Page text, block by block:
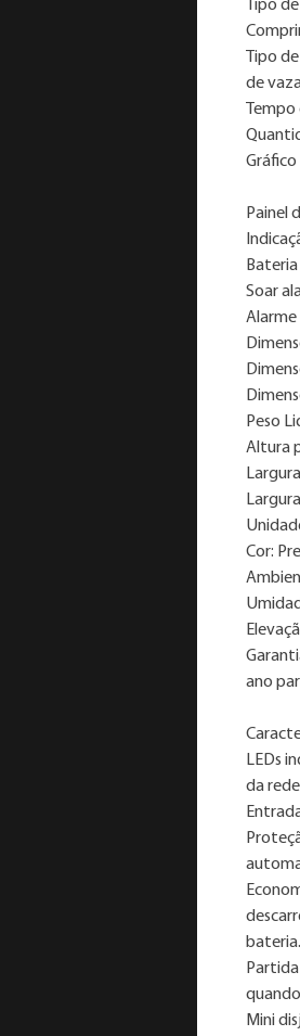
Tipo
Tipo
de
Painel
Soar
Peso
Altura
Cor:
ano
LEDs
da
bateria.
Mini